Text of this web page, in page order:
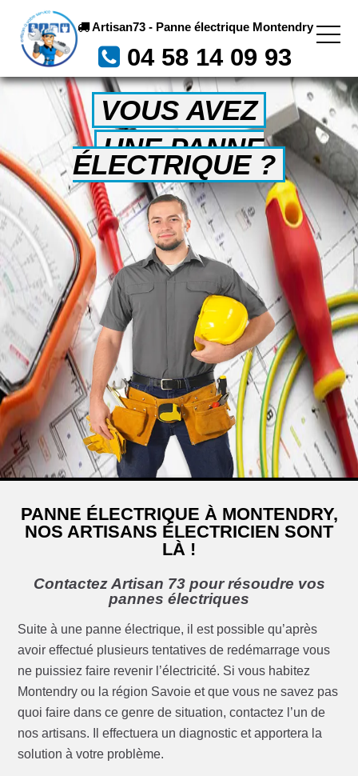
Artisan73 - Panne électrique Montendry
04 58 14 09 93
VOUS AVEZ
UNE PANNE
ÉLECTRIQUE ?
PANNE ÉLECTRIQUE À MONTENDRY,
NOS ARTISANS ÉLECTRICIEN SONT
LÀ !
Contactez Artisan 73 pour résoudre vos
pannes électriques
Suite à une panne électrique, il est possible qu’après
avoir effectué plusieurs tentatives de redémarrage vous
ne puissiez faire revenir l’électricité. Si vous habitez
Montendry ou la région Savoie et que vous ne savez pas
quoi faire dans ce genre de situation, contactez l’un de
nos artisans. Il effectuera un diagnostic et apportera la
solution à votre problème.